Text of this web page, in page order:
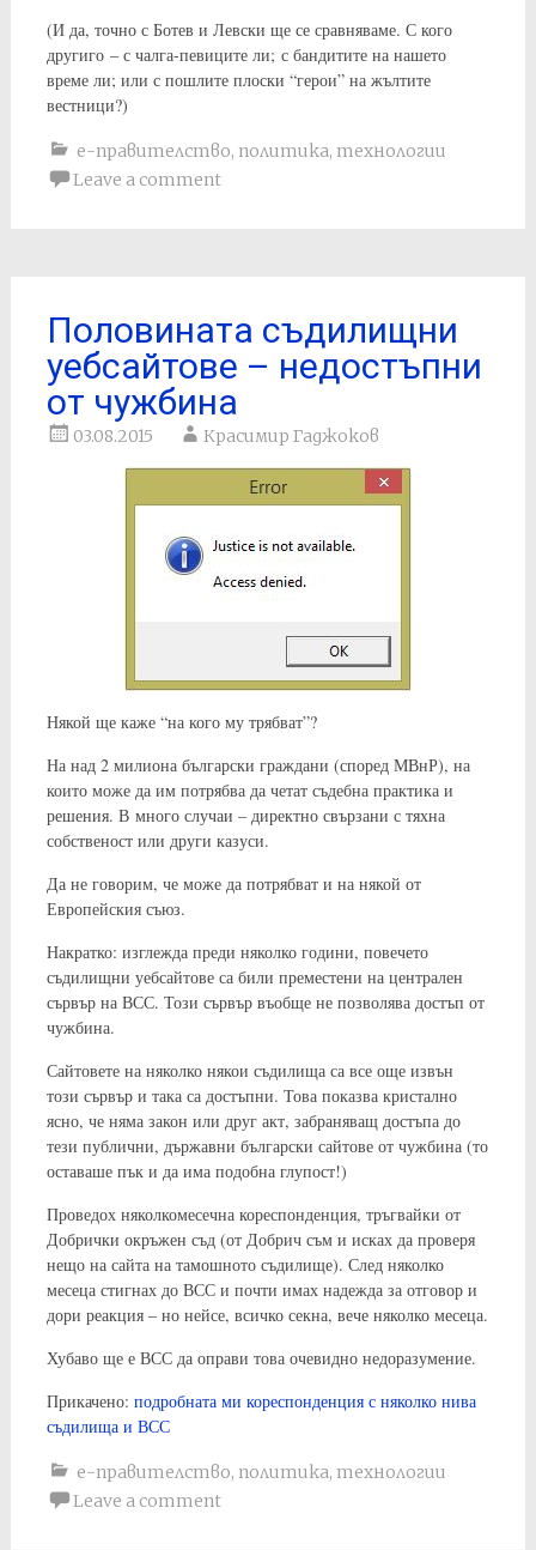
(И да, точно с Ботев и Левски ще се сравняваме. С кого
другиго – с чалга-певиците ли; с бандитите на нашето
време ли; или с пошлите плоски “герои” на жълтите
вестници?)
е-правителство, политика, технологии
Leave a comment
Половината съдилищни
уебсайтове – недостъпни
от чужбина
03.08.2015 Красимир Гаджоков
Някой ще каже “на кого му трябват”?
На над 2 милиона български граждани (според МВнР), на
които може да им потрябва да четат съдебна практика и
решения. В много случаи – директно свързани с тяхна
собственост или други казуси.
Да не говорим, че може да потрябват и на някой от
Европейския съюз.
Накратко: изглежда преди няколко години, повечето
съдилищни уебсайтове са били преместени на централен
сървър на ВСС. Този сървър въобще не позволява достъп от
чужбина.
Сайтовете на няколко някои съдилища са все още извън
този сървър и така са достъпни. Това показва кристално
ясно, че няма закон или друг акт, забраняващ достъпа до
тези публични, държавни български сайтове от чужбина (то
оставаше пък и да има подобна глупост!)
Проведох няколкомесечна кореспонденция, тръгвайки от
Добрички окръжен съд (от Добрич съм и исках да проверя
нещо на сайта на тамошното съдилище). След няколко
месеца стигнах до ВСС и почти имах надежда за отговор и
дори реакция – но нейсе, всичко секна, вече няколко месеца.
Хубаво ще е ВСС да оправи това очевидно недоразумение.
Прикачено: подробната ми кореспонденция с няколко нива
съдилища и ВСС
е-правителство, политика, технологии
Leave a comment